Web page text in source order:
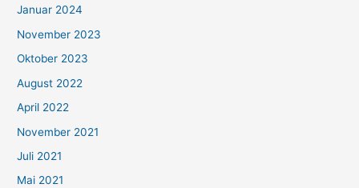
Januar 2024
November 2023
Oktober 2023
August 2022
April 2022
November 2021
Juli 2021
Mai 2021